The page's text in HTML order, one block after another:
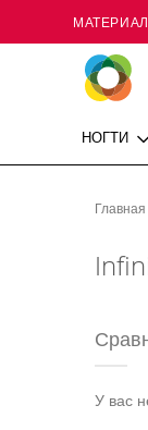
Skip
Content
НОГТИ
Главная
У вас